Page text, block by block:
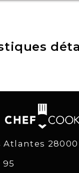
28000
95